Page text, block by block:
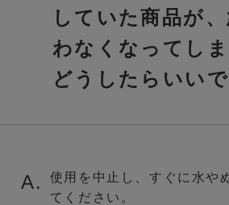
していた商品が
わなくなってしま
どうしたらいい
A.
使用を中止し、すぐに水や
てください。